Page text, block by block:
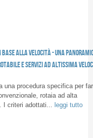
alla velocità - Una
e servizi ad altissima
una procedura specifica per
rotaia ad alta
I criteri adottati... leggi tutto